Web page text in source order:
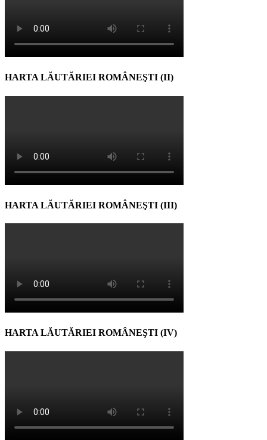
HARTA LĂUTĂRIEI ROMÂNEŞTI (II)
HARTA LĂUTĂRIEI ROMÂNEŞTI (III)
HARTA LĂUTĂRIEI ROMÂNEŞTI (IV)